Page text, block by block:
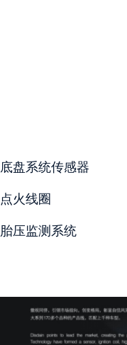
底盘系统传感器
点火线圈
胎压监测系统